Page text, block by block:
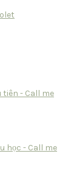
tiên - Call me
học - Call me